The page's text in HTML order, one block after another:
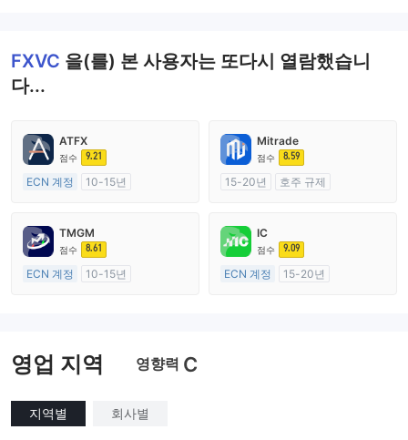
FXVC 을(를) 본 사용자는 또다시 열람했습니
다...
ATFX
점수 9.21
ECN 계정
10-15년
외환 거래 라이선스 (MM)
마스터 레이블 MT4
Mitrade
점수 8.59
15-20년
호주 규제
자체 연구개발
TMGM
점수 8.61
ECN 계정
10-15년
IC
점수 9.09
ECN 계정
15-20년
영업 지역 영향력 C
지역별 회사별